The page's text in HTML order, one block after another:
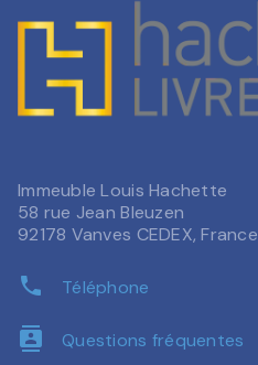
Immeuble Louis Hachette
58 rue Jean Bleuzen
92178 Vanves CEDEX, France
phone Téléphone
contacts Questions fréquentes